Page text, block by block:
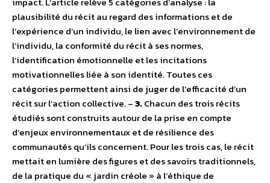
plausibilité du récit au regard des informations et de
l’expérience d’un individu, le lien avec l’environnement de
l’individu, la conformité du récit à ses normes,
l’identification émotionnelle et les incitations
motivationnelles liée à son identité. Toutes ces
catégories permettent ainsi de juger de l’efficacité d’un
récit sur l’action collective. –3.Chacun des trois récits
étudiés sont construits autour de la prise en compte
d’enjeux environnementaux et de résilience des
communautés qu’ils concernent. Pour les trois cas, le récit
mettait en lumière des figures et des savoirs traditionnels,
de la pratique du « jardin créole » à l’éthique de